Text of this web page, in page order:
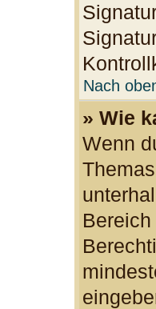
Nach
» Wie
Wenn